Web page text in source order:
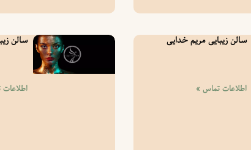
سالن زیبایی مریم خدایی
اطلاعات تماس »
سالن